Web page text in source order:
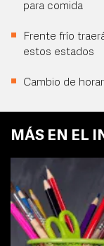
para comida
Frente frío
estos estados
Cambio de
MÁS EN EL